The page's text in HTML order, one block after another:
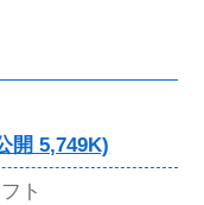
開 5,749K)
ト